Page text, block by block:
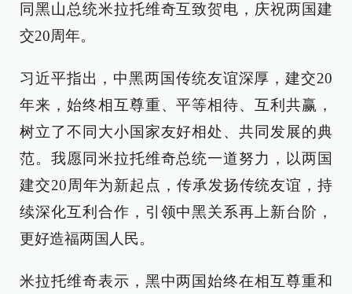
同黑山总统米拉托维奇互致贺电，庆祝两国建
交20周年。
习近平指出，中黑两国传统友谊深厚，建交20
年来，始终相互尊重、平等相待、互利共赢，
树立了不同大小国家友好相处、共同发展的典
范。我愿同米拉托维奇总统一道努力，以两国
建交20周年为新起点，传承发扬传统友谊，持
续深化互利合作，引领中黑关系再上新台阶，
更好造福两国人民。
米拉托维奇表示，黑中两国始终在相互尊重和